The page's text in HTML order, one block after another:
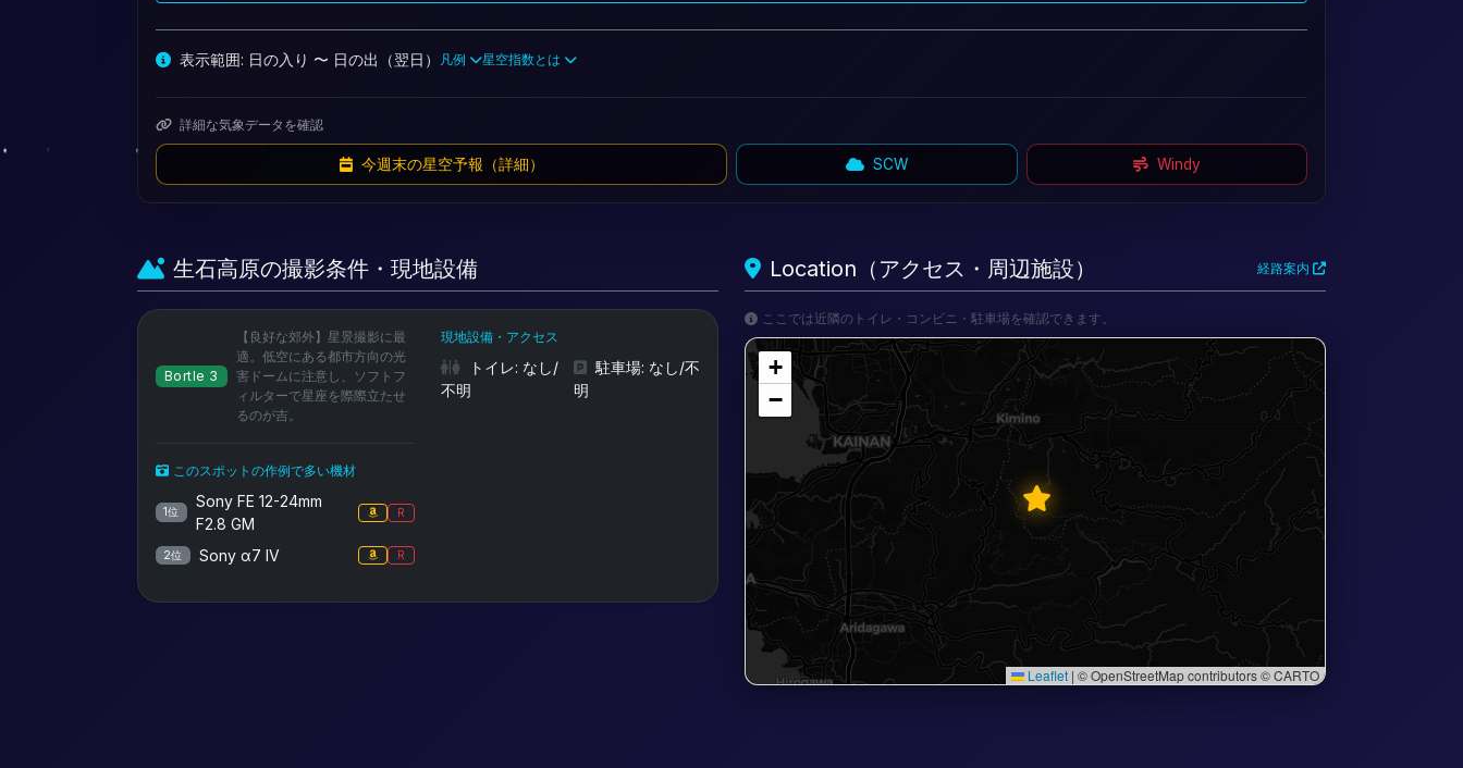
表示範囲: 日の入り 〜 日の出（翌日） 凡例 星空指数とは
詳細な気象データを確認
今週末の星空予報（詳細） SCW Windy
生石高原の撮影条件・現地設備
Bortle 3
【良好な郊外】星景撮影に最
適。低空にある都市方向の光
害ドームに注意し、ソフトフ
ィルターで星座を際際立たせ
るのが吉。
このスポットの作例で多い機材
1位
Sony FE 12-24mm
F2.8 GM
R
2位 Sony α7 IV R
現地設備・アクセス
トイレ: なし/
不明
駐車場: なし/不
明
Location（アクセス・周辺施設） 経路案内
ここでは近隣のトイレ・コンビニ・駐車場を確認できます。
+
−
Leaflet | © OpenStreetMap contributors © CARTO